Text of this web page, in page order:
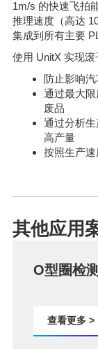
1m/s 的快速飞拍
推理速度（高达
集成到所有主要
使用 UnitX 实现滚
防止影响
通过最大
废品
通过分析
高产量
按照生产
其他应用
O型圈检
查看更多 >